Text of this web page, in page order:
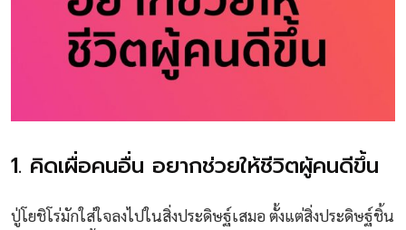
1. คิดเผื่อคนอื่น อยากช่วยให้ชีวิตผู้คนดีขึ้น
ปู่โยชิโร่มักใส่ใจลงไปในสิ่งประดิษฐ์เสมอ ตั้งแต่สิ่งประดิษฐ์ชิ้น